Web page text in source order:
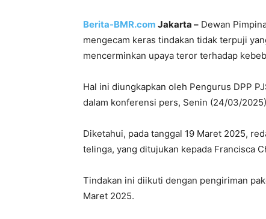
Berita-BMR.com Jakarta – Dewan
mengecam keras tindakan tidak terpuji
mencerminkan upaya teror terhadap
Hal ini diungkapkan oleh Pengurus DPP
dalam konferensi pers, Senin (24/03/
Diketahui, pada tanggal 19 Maret 2025,
telinga, yang ditujukan kepada Francisca
Tindakan ini diikuti dengan pengiriman
Maret 2025.